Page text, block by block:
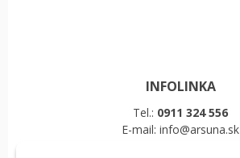
INFOLINKA
Tel.: 0911 324 556
E-mail: info@arsuna.sk